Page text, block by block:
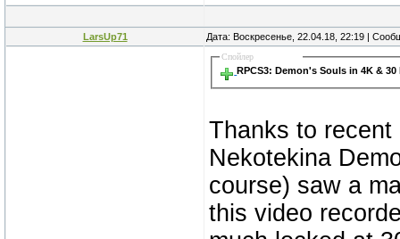
LarsUp71 Дата: Воскресенье, 22.04.18, 22:19 |
Спойлер
RPCS3: Demon's Souls in 4K &
Thanks to recent
Nekotekina
course) saw a
this video